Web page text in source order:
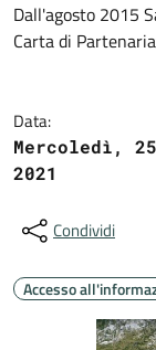
Dall'agosto 2015
Carta di
Data:
Mercoledì,
2021
Condividi
Accesso